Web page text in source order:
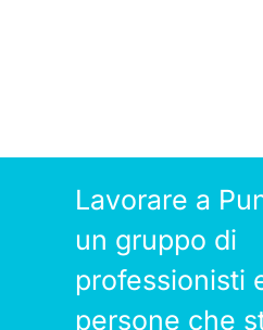
Lavorare a
un gruppo di
professionisti
persone che